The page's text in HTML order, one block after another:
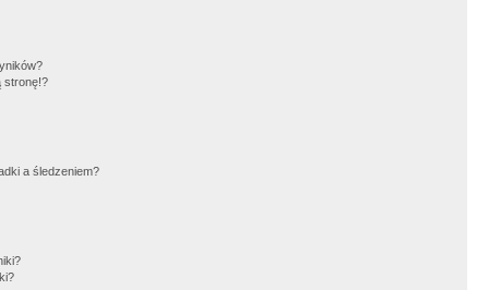
stronę!?
a śledzeniem?